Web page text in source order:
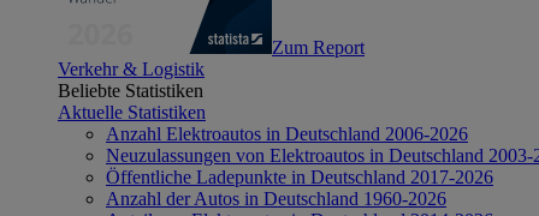
Zum Report
Verkehr & Logistik
Beliebte Statistiken
Aktuelle Statistiken
Anzahl Elektroautos in Deutschland 2006-2026
Neuzulassungen von Elektroautos in Deutschland 2003-
Öffentliche Ladepunkte in Deutschland 2017-2026
Anzahl der Autos in Deutschland 1960-2026